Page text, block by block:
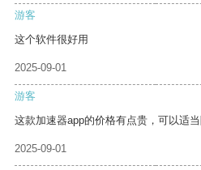
游客
这个软件很好用
2025-09-01
游客
这款加速器app的价格有点贵，可以适
2025-09-01